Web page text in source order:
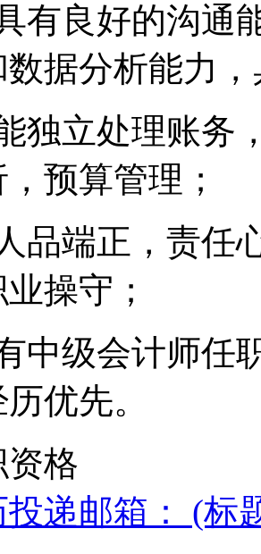
有良好的沟通
数据分析能力
独立处理账务
预算管理；
品端正，责任
操守；
中级会计师任
优先。
格
投递邮箱： (标